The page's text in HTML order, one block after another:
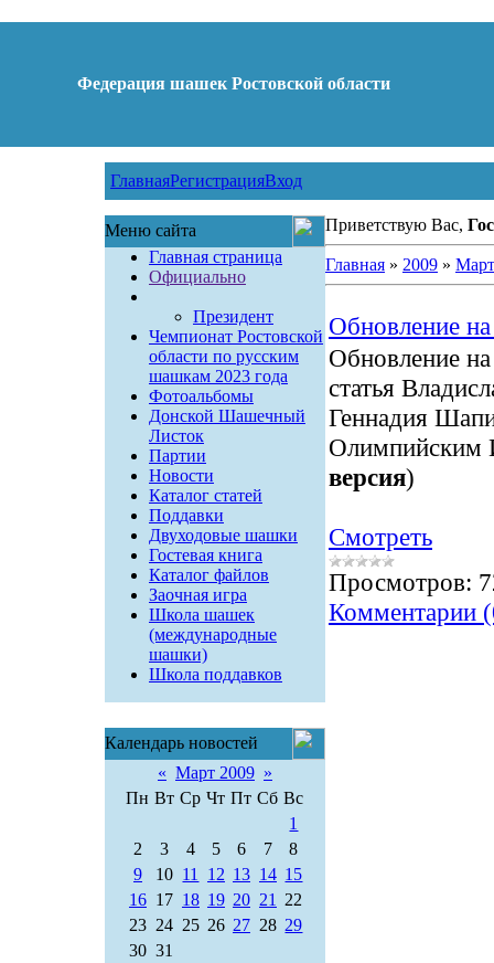
Федерация шашек Ростовской области
ГлавнаяРегистрацияВход
Меню сайта
Главная страница
Официально
Президент
Чемпионат Ростовской
области по русским
шашкам 2023 года
Фотоальбомы
Донской Шашечный
Листок
Партии
Новости
Каталог статей
Поддавки
Двуходовые шашки
Гостевая книга
Каталог файлов
Заочная игра
Школа шашек
(международные
шашки)
Школа поддавков
Календарь новостей
« Март 2009 »
Пн Вт Ср Чт Пт Сб Вс
1
2
3 4 5 6 7
8
9
10 11 12 13 14 15
16 17 18 19 20 21
22
23 24 25 26 27 28 29
30 31
Приветствую Вас,
Главная» 2009 » Март
Обновление на
Обновление
статья
Геннадия
Олимпийским
версия)
Смотреть
Просмотров:
Комментарии